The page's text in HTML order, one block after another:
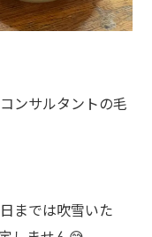
ンサルタントの毛
までは吹雪いた